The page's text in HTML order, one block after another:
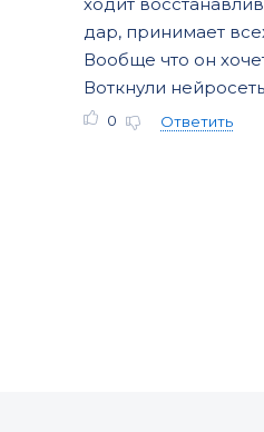
дар, принимает
Вообще что он
Воткнули
0 Ответить